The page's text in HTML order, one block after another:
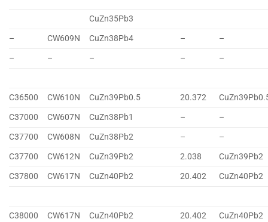
CuZn35Pb3
–
CW609N CuZn38Pb4 –
–
–
– – – –
C36500 CW610N CuZn39Pb0.5 20.372
C37000
CW607N CuZn38Pb1 –
–
C37700
CW608N CuZn38Pb2 –
–
C37700
CW612N CuZn39Pb2 2.038
CuZn39Pb2
C37800
CW617N CuZn40Pb2 20.402 CuZn40Pb2
C38000 CW617N CuZn40Pb2 20.402 CuZn40Pb2